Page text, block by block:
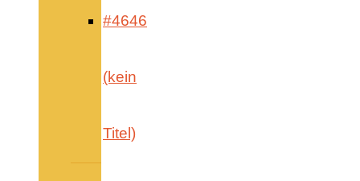
#4646
(kein
Titel)